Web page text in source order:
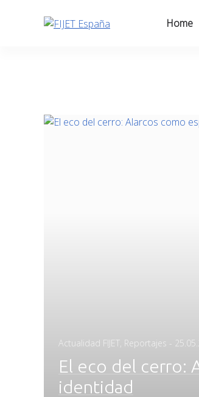
Home
Actualidad FIJET, Reportajes -
El eco del cerro:
identidad